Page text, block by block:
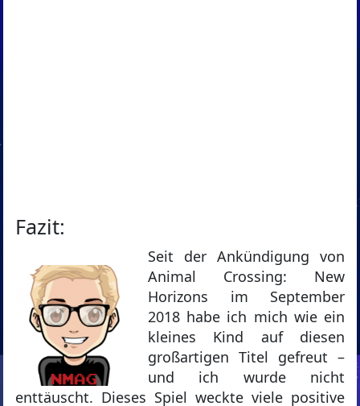
Fazit:
Seit der Ankündigung von
Animal Crossing: New
Horizons im September
2018 habe ich mich wie ein
kleines Kind auf diesen
großartigen Titel gefreut –
und ich wurde nicht
enttäuscht. Dieses Spiel weckte viele positive